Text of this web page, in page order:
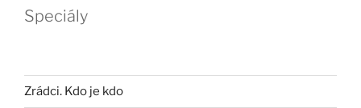
Speciály
Zrádci. Kdo je kdo